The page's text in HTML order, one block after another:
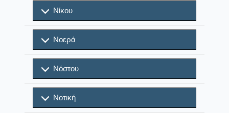
Νίκου
Νοερά
Νόστου
Νοτική